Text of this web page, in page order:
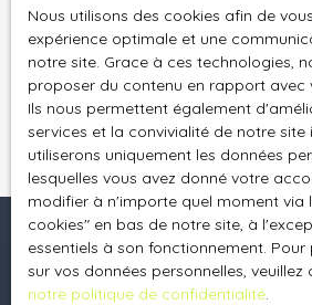
données personnelles, veuillez
politique de confidentialité.
Recevoir des
Je recherche un bien
Nous utilisons des cookies afin de
expérience optimale et une
notre site. Grace à ces technologies,
proposer du contenu en rapport avec
Ils nous permettent également
services et la convivialité de notre site
utiliserons uniquement les données
lesquelles vous avez donné votre
modifier à n'importe quel moment via
cookies″ en bas de notre site, à
essentiels à son fonctionnement.
sur vos données personnelles, veuillez
notre politique de confidentialité.